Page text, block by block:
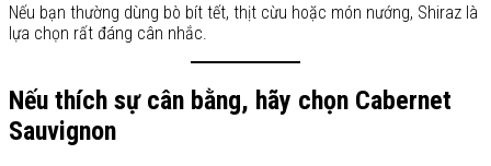
Nếu bạn thường dùng bò bít tết, thịt cừu hoặc món nướng, Shiraz là
lựa chọn rất đáng cân nhắc.
Nếu thích sự cân bằng, hãy chọn Cabernet
Sauvignon